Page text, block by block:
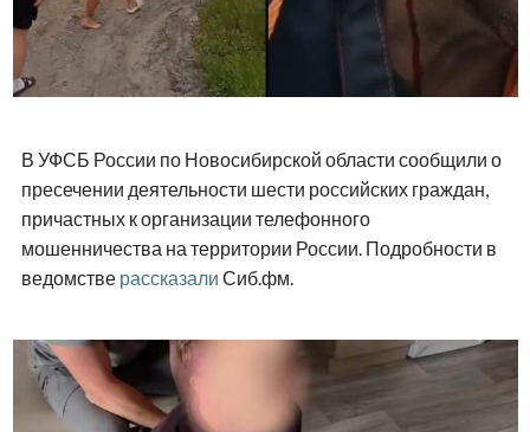
В УФСБ России по Новосибирской области сообщили о
пресечении деятельности шести российских граждан,
причастных к организации телефонного
мошенничества на территории России. Подробности в
ведомстве рассказали Сиб.фм.